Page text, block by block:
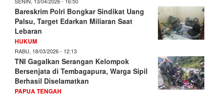
Bareskrim Polri Bongkar Sindikat Uang
Palsu, Target Edarkan Miliaran Saat
Lebaran
HUKUM
RABU, 18/03/2026 - 12:13
TNI Gagalkan Serangan Kelompok
Bersenjata di Tembagapura, Warga Sipil
Berhasil Diselamatkan
PAPUA TENGAH